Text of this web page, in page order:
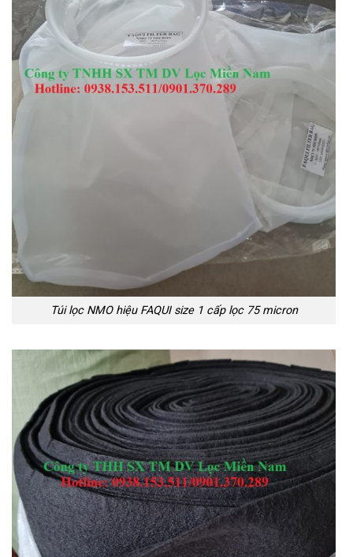
Túi lọc NMO hiệu FAQUI size 1 cấp lọc 75 micron